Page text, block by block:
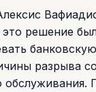
решение
разрыва